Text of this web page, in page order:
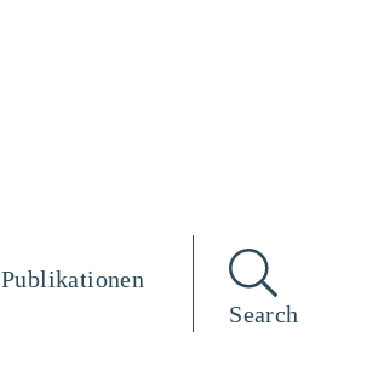
Publikationen
Search